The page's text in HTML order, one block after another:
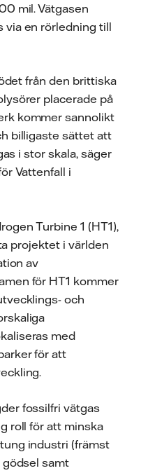
mil. Vätgasen
via en rörledning till
från den brittiska
placerade på
kommer sannolikt
billigaste sättet att
i stor skala, säger
Vattenfall i
Turbine 1 (HT1),
projektet i världen
av
för HT1 kommer
och
med
för att
fossilfri vätgas
roll för att minska
industri (främst
gödsel samt